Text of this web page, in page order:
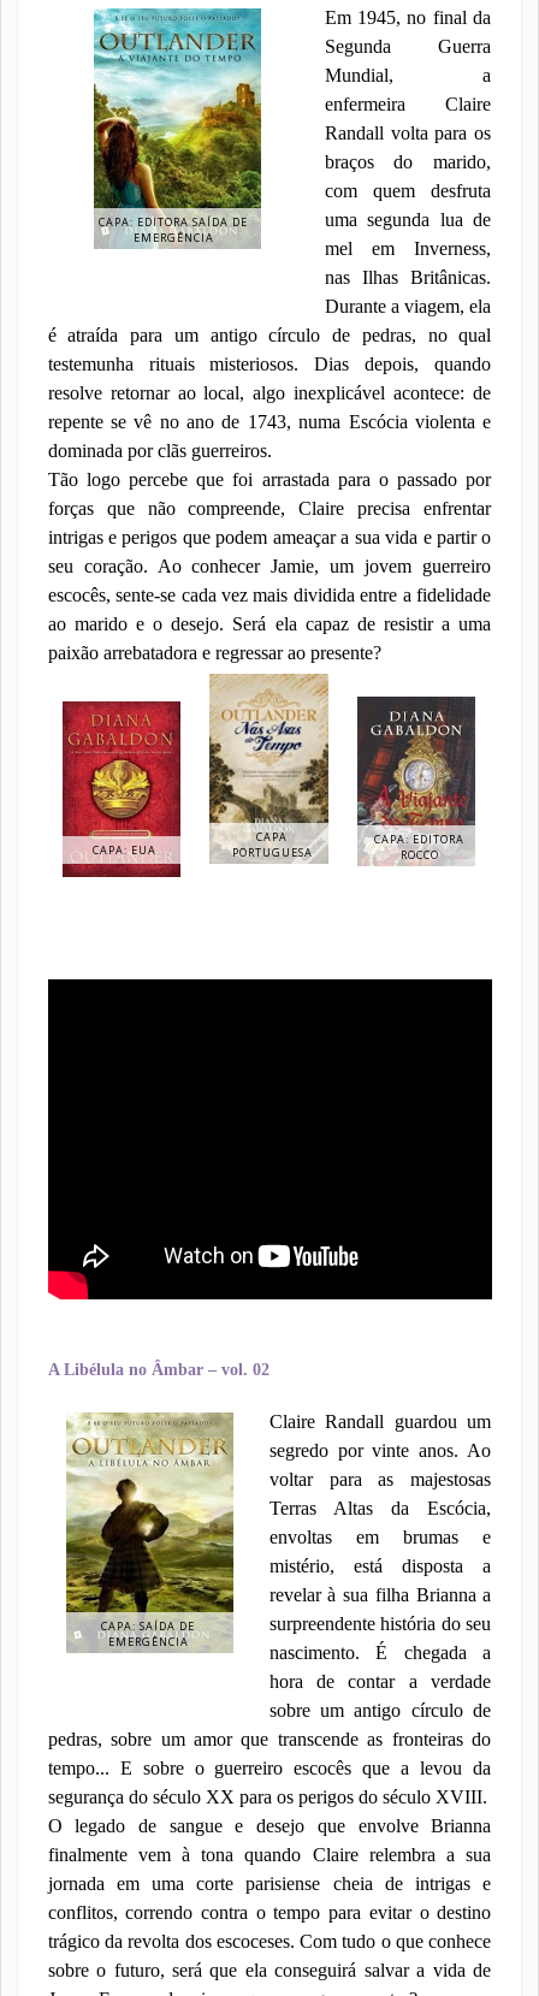
CAPA: EDITORA SAÍDA DE
EMERGÊNCIA
Em 1945, no final da
Segunda Guerra
Mundial, a
enfermeira Claire
Randall volta para os
braços do marido,
com quem desfruta
uma segunda lua de
mel em Inverness,
nas Ilhas Britânicas.
Durante a viagem, ela
é atraída para um antigo círculo de pedras, no qual
testemunha rituais misteriosos. Dias depois, quando
resolve retornar ao local, algo inexplicável acontece: de
repente se vê no ano de 1743, numa Escócia violenta e
dominada por clãs guerreiros.
Tão logo percebe que foi arrastada para o passado por
forças que não compreende, Claire precisa enfrentar
intrigas e perigos que podem ameaçar a sua vida e partir o
seu coração. Ao conhecer Jamie, um jovem guerreiro
escocês, sente-se cada vez mais dividida entre a fidelidade
ao marido e o desejo. Será ela capaz de resistir a uma
paixão arrebatadora e regressar ao presente?
CAPA: EUA
CAPA
PORTUGUESA
CAPA: EDITORA
ROCCO
A Libélula no Âmbar – vol. 02
CAPA: SAÍDA DE
EMERGÊNCIA
Claire Randall guardou um
segredo por vinte anos. Ao
voltar para as majestosas
Terras Altas da Escócia,
envoltas em brumas e
mistério, está disposta a
revelar à sua filha Brianna a
surpreendente história do seu
nascimento. É chegada a
hora de contar a verdade
sobre um antigo círculo de
pedras, sobre um amor que transcende as fronteiras do
tempo... E sobre o guerreiro escocês que a levou da
segurança do século XX para os perigos do século XVIII.
O legado de sangue e desejo que envolve Brianna
finalmente vem à tona quando Claire relembra a sua
jornada em uma corte parisiense cheia de intrigas e
conflitos, correndo contra o tempo para evitar o destino
trágico da revolta dos escoceses. Com tudo o que conhece
sobre o futuro, será que ela conseguirá salvar a vida de